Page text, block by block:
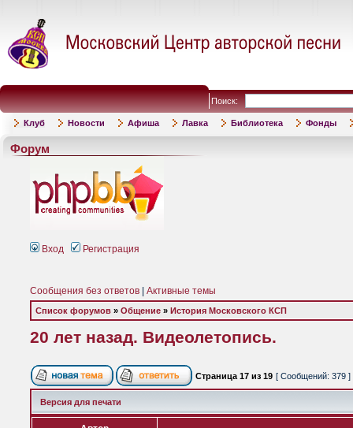
Поиск:
Клуб Новости Афиша Лавка Библиотека Фонды
Форум
Вход Регистрация
Сообщения без ответов Активные темы
Список форумов » Общение » История Московского КСП
20 лет назад. Видеолетопись.
Страница 17 из 19 [ Сообщений: 379 ]
Версия для печати